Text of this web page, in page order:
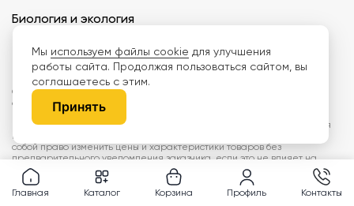
Биология и экология
Технология
ООО «Дети наше будущее» ИНН 6671165273 ОГРН 1216600030250 КПП
667101001 БИК 046577674
Информация на сайте не является публичной офертой. Изображения
могут отличаться от поставляемых товаров. Поставщик оставляет за
собой право изменить цены и характеристики товаров без
предварительного уведомления заказчика, если это не влияет на
качество поставляемой продукции. Мы используем cookie, чтобы делать
сайт лучше. Пользуясь сайтом, вы соглашаетесь справилами
обработки персональных данных и политикой конфиденциальности.
Главная Каталог Корзина Профиль Контакты
Мы используем файлы cookie для улучшения
работы сайта. Продолжая пользоваться сайтом, вы
соглашаетесь с этим.
Принять